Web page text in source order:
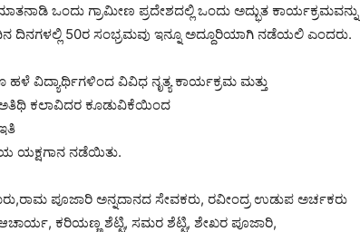
ಒಂದು ಗ್ರಾಮೀಣ ಪ್ರದೇಶದಲ್ಲಿ ಒಂದು ಅದ್ಭುತ ಕಾರ್ಯಕ್ರಮವನ್ನು
ದಿನಗಳಲ್ಲಿ 50ರ ಸಂಭ್ರಮವು ಇನ್ನೂ ಅದ್ದೂರಿಯಾಗಿ ನಡೆಯಲಿ ಎಂದರು.
ಹಳೆ ವಿದ್ಯಾರ್ಥಿಗಳಿಂದ ವಿವಿಧ ನೃತ್ಯ ಕಾರ್ಯಕ್ರಮ ಮತ್ತು
ಅತಿಥಿ ಕಲಾವಿದರ ಕೂಡುವಿಕೆಯಿಂದ
ಯಕ್ಷಗಾನ ನಡೆಯಿತು.
ಪೂಜಾರಿ ಅನ್ನದಾನದ ಸೇವಕರು, ರವೀಂದ್ರ ಉಡುಪ ಅರ್ಚಕರು
ಕರಿಯಣ್ಣ ಶೆಟ್ಟಿ, ಸಮರ ಶೆಟ್ಟಿ, ಶೇಖರ ಪೂಜಾರಿ,